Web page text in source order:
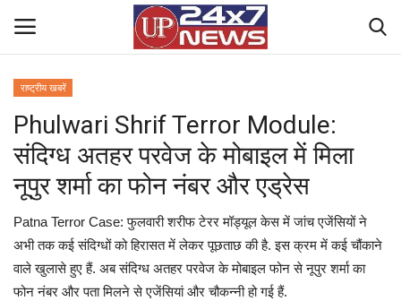
Home
Contact Us
राष्ट्रीय खबरें
उत्तर प्रदेश
राष्ट्रीय खबरें
Phulwari Shrif Terror Module:
संदिग्‍ध अतहर परवेज के मोबाइल में मिला
नूपुर शर्मा का फोन नंबर और एड्रेस
Patna Terror Case: फुलवारी शरीफ टेरर मॉड्यूल केस में जांच एजेंसियों ने
अभी तक कई संदिग्‍धों को हिरासत में लेकर पूछताछ की है. इस क्रम में कई चौंकाने
वाले खुलासे हुए हैं. अब संदिग्‍ध अतहर परवेज के मोबाइल फोन से नूपुर शर्मा का
फोन नंबर और पता मिलने से एजेंसियां और चौकन्‍नी हो गई हैं.